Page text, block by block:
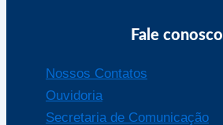
Fale conosco
Nossos Contatos
Ouvidoria
Secretaria de Comunicação